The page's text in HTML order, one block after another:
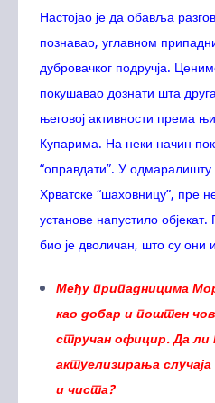
Настојао је да обавља
познавао, углавном
дубровачког подручја.
покушавао дознати шта
његовој активности према
Купарима. На неки начин
“оправдати”. У одмаралишту
Хрватске “шаховницу”, пре
установе напустило
био је дволичан, што су они
Међу припадницима
као добар и поштен
стручан официр. Да ли
актуелизирања
и чиста?